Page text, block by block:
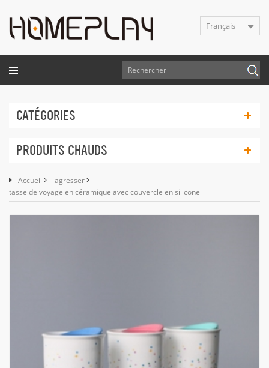
Français
CATÉGORIES
PRODUITS CHAUDS
Accueil
agresser
tasse de voyage en céramique avec couvercle en silicone